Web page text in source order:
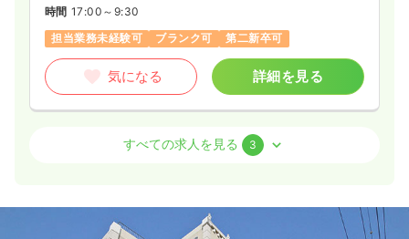
時間 17:00～9:30
担当業務未経験可
ブランク可 第二新卒可
気になる 詳細を見る
正・准看護師
賞与66.1万円
※経験3年の例
すべての求人を見る 3